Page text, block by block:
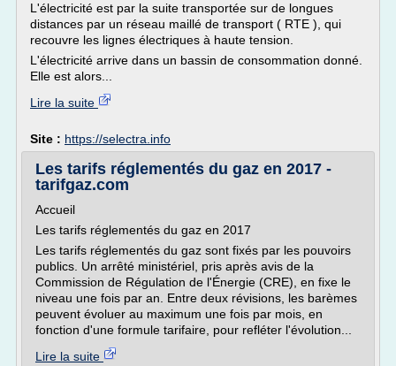
L'électricité est par la suite transportée sur de longues
distances par un réseau maillé de transport ( RTE ), qui
recouvre les lignes électriques à haute tension.
L'électricité arrive dans un bassin de consommation donné.
Elle est alors...
Lire la suite
Site : https://selectra.info
Les tarifs réglementés du gaz en 2017 -
tarifgaz.com
Accueil
Les tarifs réglementés du gaz en 2017
Les tarifs réglementés du gaz sont fixés par les pouvoirs
publics. Un arrêté ministériel, pris après avis de la
Commission de Régulation de l'Énergie (CRE), en fixe le
niveau une fois par an. Entre deux révisions, les barèmes
peuvent évoluer au maximum une fois par mois, en
fonction d'une formule tarifaire, pour refléter l'évolution...
Lire la suite